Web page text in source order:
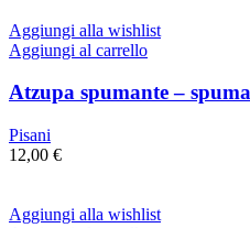
Aggiungi alla wishlist
Aggiungi al carrello
Atzupa spumante –
Pisani
12,00 €
Aggiungi alla wishlist